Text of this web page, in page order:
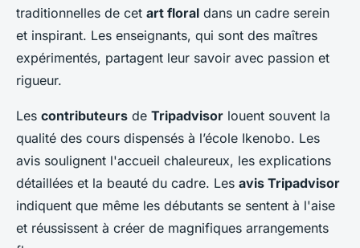
traditionnelles de cet art floral dans un cadre serein
et inspirant. Les enseignants, qui sont des maîtres
expérimentés, partagent leur savoir avec passion et
rigueur.
Les contributeurs de Tripadvisor louent souvent la
qualité des cours dispensés à l’école Ikenobo. Les
avis soulignent l'accueil chaleureux, les explications
détaillées et la beauté du cadre. Les avis Tripadvisor
indiquent que même les débutants se sentent à l'aise
et réussissent à créer de magnifiques arrangements